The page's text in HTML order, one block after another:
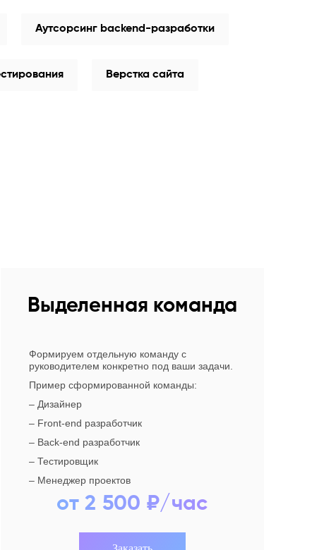
Аутсорсинг backend-разработки
Верстка сайта
Выделенная команда
Формируем отдельную команду с
руководителем конкретно под ваши задачи.
Пример сформированной команды:
– Дизайнер
– Front-end разработчик
– Back-end разработчик
– Тестировщик
– Менеджер проектов
от 2 500 ₽/час